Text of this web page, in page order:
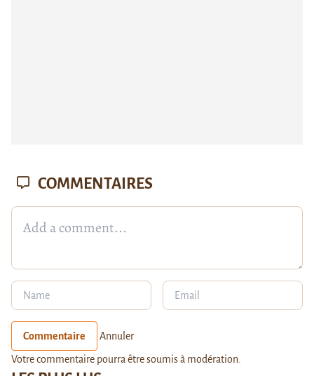
COMMENTAIRES
Commentaire Annuler
Votre commentaire pourra être soumis à modération.